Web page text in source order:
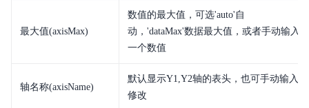
最大值(axisMax)
数值的最大值，可选'auto'自
动，'dataMax'数据最大值，或者手动输入
一个数值
轴名称(axisName)
默认显示Y1,Y2轴的表头，也可手动输入
修改